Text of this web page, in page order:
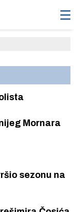
iskusnijeg Mornara
sezonu na